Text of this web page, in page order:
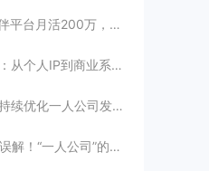
月活200万，超级个体如
人IP到商业系统的新形态
优化一人公司发展环境
！“一人公司”的核心真相